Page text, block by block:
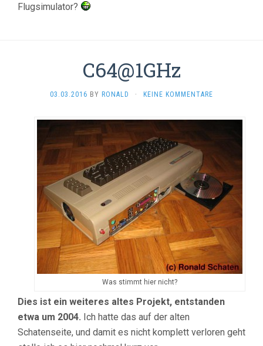
Flugsimulator?
C64@1GHz
03.03.2016 BY RONALD · KEINE KOMMENTARE
Was stimmt hier nicht?
Dies ist ein weiteres altes Projekt, entstanden
etwa um 2004. Ich hatte das auf der alten
Schatenseite, und damit es nicht komplett verloren geht